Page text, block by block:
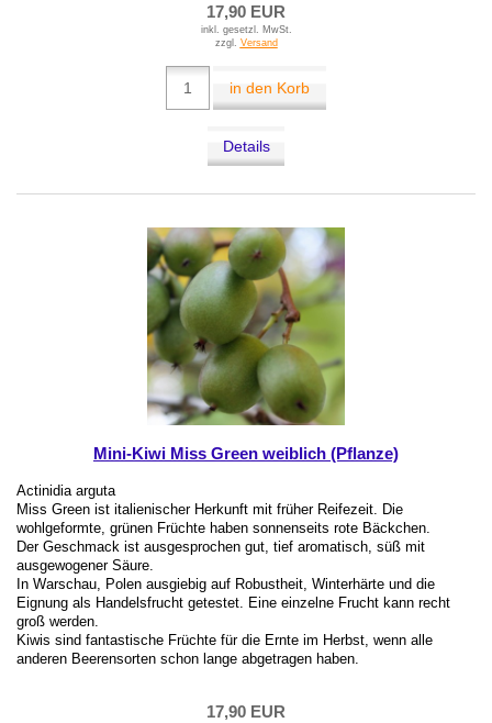
17,90 EUR
inkl. gesetzl. MwSt.
zzgl. Versand
in den Korb
Details
Mini-Kiwi Miss Green weiblich (Pflanze)
Actinidia arguta
Miss Green ist italienischer Herkunft mit früher Reifezeit. Die
wohlgeformte, grünen Früchte haben sonnenseits rote Bäckchen.
Der Geschmack ist ausgesprochen gut, tief aromatisch, süß mit
ausgewogener Säure.
In Warschau, Polen ausgiebig auf Robustheit, Winterhärte und die
Eignung als Handelsfrucht getestet. Eine einzelne Frucht kann recht
groß werden.
Kiwis sind fantastische Früchte für die Ernte im Herbst, wenn alle
anderen Beerensorten schon lange abgetragen haben.
17,90 EUR